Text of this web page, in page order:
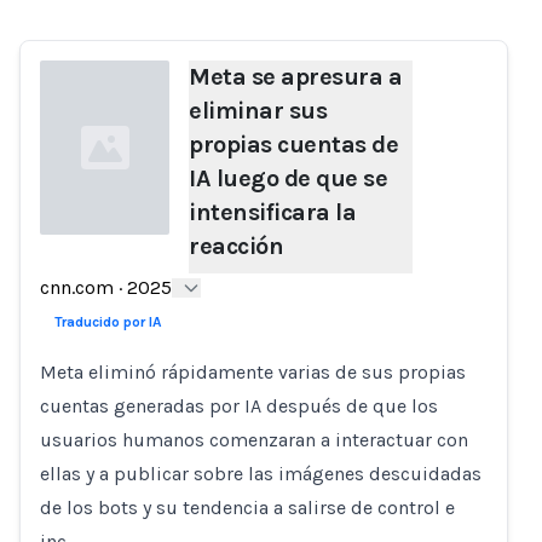
Loading...
Meta se apresura a
eliminar sus
propias cuentas de
IA luego de que se
intensificara la
reacción
cnn.com · 2025
Traducido por IA
Meta eliminó rápidamente varias de sus propias
cuentas generadas por IA después de que los
usuarios humanos comenzaran a interactuar con
ellas y a publicar sobre las imágenes descuidadas
de los bots y su tendencia a salirse de control e